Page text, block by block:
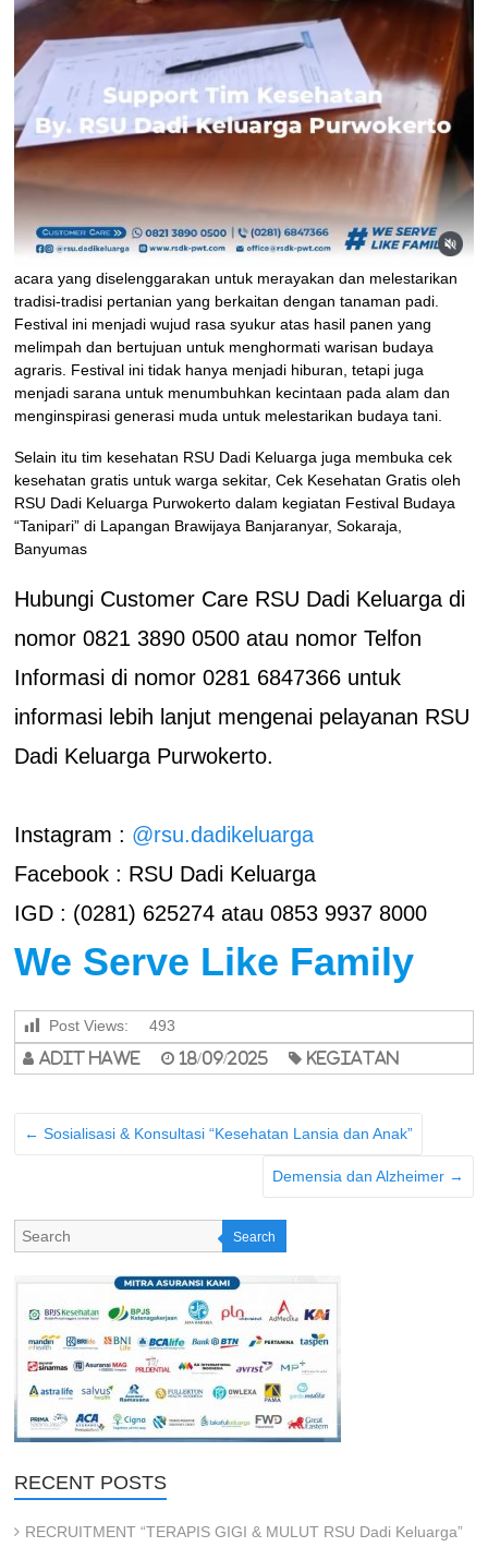
acara yang diselenggarakan untuk merayakan dan melestarikan
tradisi-tradisi pertanian yang berkaitan dengan tanaman padi.
Festival ini menjadi wujud rasa syukur atas hasil panen yang
melimpah dan bertujuan untuk menghormati warisan budaya
agraris. Festival ini tidak hanya menjadi hiburan, tetapi juga
menjadi sarana untuk menumbuhkan kecintaan pada alam dan
menginspirasi generasi muda untuk melestarikan budaya tani.
Selain itu tim kesehatan RSU Dadi Keluarga juga membuka cek
kesehatan gratis untuk warga sekitar, Cek Kesehatan Gratis oleh
RSU Dadi Keluarga Purwokerto dalam kegiatan Festival Budaya
“Tanipari” di Lapangan Brawijaya Banjaranyar, Sokaraja,
Banyumas
Hubungi Customer Care RSU Dadi Keluarga di
nomor 0821 3890 0500 atau nomor Telfon
Informasi di nomor 0281 6847366 untuk
informasi lebih lanjut mengenai pelayanan RSU
Dadi Keluarga Purwokerto.
Instagram : @rsu.dadikeluarga
Facebook : RSU Dadi Keluarga
IGD : (0281) 625274 atau 0853 9937 8000
We Serve Like Family
Post Views: 493
adit hawe 18/09/2025 Kegiatan
← Sosialisasi & Konsultasi “Kesehatan Lansia dan Anak”
Demensia dan Alzheimer →
Search
RECENT POSTS
RECRUITMENT “TERAPIS GIGI & MULUT RSU Dadi Keluarga”